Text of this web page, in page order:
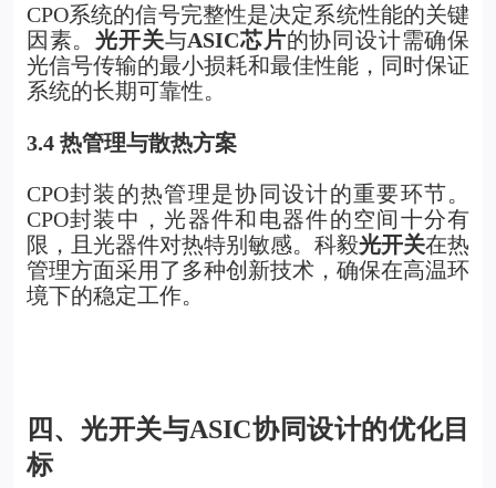
CPO系统的信号完整性是决定系统性能的关键
因素。光开关与ASIC芯片的协同设计需确保
光信号传输的最小损耗和最佳性能，同时保证
系统的长期可靠性。
3.4 热管理与散热方案
CPO封装的热管理是协同设计的重要环节。
CPO封装中，光器件和电器件的空间十分有
限，且光器件对热特别敏感。科毅光开关在热
管理方面采用了多种创新技术，确保在高温环
境下的稳定工作。
四、光开关与ASIC协同设计的优化目
标